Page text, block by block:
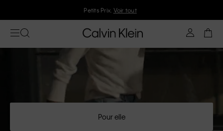
Petits Prix. Voir tout
Pour elle